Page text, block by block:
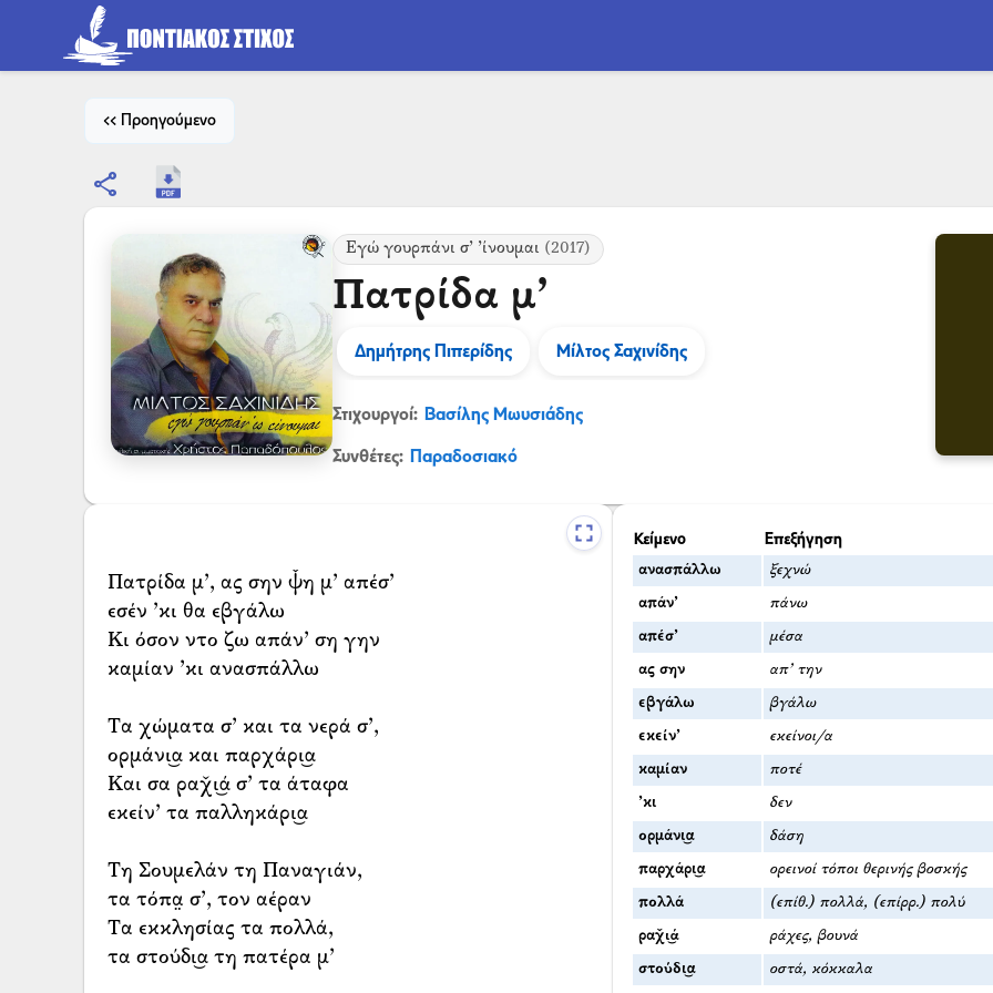
<< Προηγούμενο
share
Εγώ γουρπάνι σ’ ’ίνουμαι (2017)
Πατρίδα μ’
Δημήτρης Πιπερίδης Μίλτος Σαχινίδης
Στιχουργοί: Βασίλης Μωυσιάδης
Συνθέτες: Παραδοσιακό
Πατρίδα μ’, ας σην ψ̌η μ’ απέσ’
εσέν ’κι θα εβγάλω
Κι όσον ντο ζω απάν’ ση γην
καμίαν ’κι ανασπάλλω
Τα χώματα σ’ και τα νερά σ’,
ορμάνι͜α και παρχάρι͜α
Και σα ραχ̌ι͜ά σ’ τα άταφα
εκείν’ τα παλληκάρι͜α
Τη Σουμελάν τη Παναγιάν,
τα τόπα̤ σ’, τον αέραν
Τα εκκλησίας τα πολλά,
τα στούδι͜α τη πατέρα μ’
Κείμενο Επεξήγηση
ανασπάλλω ξεχνώ
απάν’ πάνω
απέσ’ μέσα
ας σην απ’ την
εβγάλω βγάλω
εκείν’ εκείνοι/α
καμίαν ποτέ
’κι δεν
ορμάνι͜α δάση
παρχάρι͜α ορεινοί τόποι θερινής βοσκής
πολλά (επίθ.) πολλά, (επίρρ.) πολύ
ραχ̌ι͜ά ράχες, βουνά
στούδι͜α οστά, κόκκαλα